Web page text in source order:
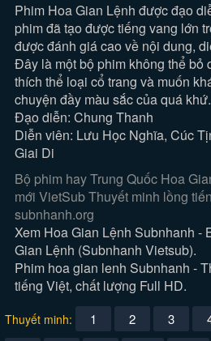
Phim Hoa Gian Lệnh được đạo
phim đã tạo được tiếng vang lớn
được đánh giá cao về nội dung,
Đây là một bộ phim không thể bỏ
thích thể loại cổ trang và muốn
chuyện đầy màu sắc của quá khứ.
Đạo diễn: Chung Thanh
Diễn viên: Lưu Học Nghĩa, Cúc
Giai Di
Bộ phim hay Trung Quốc Hoa
mới VietSub Thuyết minh lồng
subnhanh.org
Xem Hoa Gian Lệnh Subnhanh -
Gian Lệnh (Subnhanh Vietsub).
Phim hoa gian lenh Subnhanh -
tiếng Việt, chất lượng Full HD.
Thuyết minh: 1 2 3